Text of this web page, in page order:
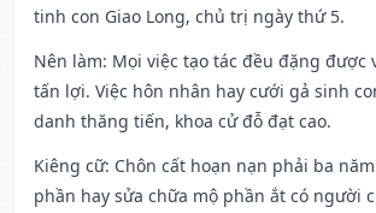
tinh con Giao Long, chủ trị ngày thứ 5.
Nên làm: Mọi việc tạo tác đều đặng được
tấn lợi. Việc hôn nhân hay cưới gả sinh
danh thăng tiến, khoa cử đỗ đạt cao.
Kiêng cữ: Chôn cất hoạn nạn phải ba
phần hay sửa chữa mộ phần ắt có người